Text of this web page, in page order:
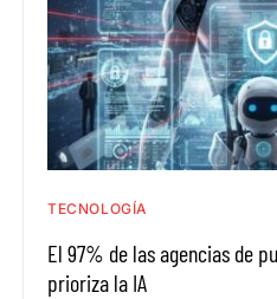
TECNOLOGÍA
El 97% de las agencias de
prioriza la IA